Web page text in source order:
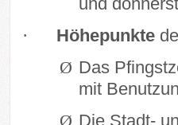
·
Höhepunkte
Ø Das
mit
Ø Die Stadt-